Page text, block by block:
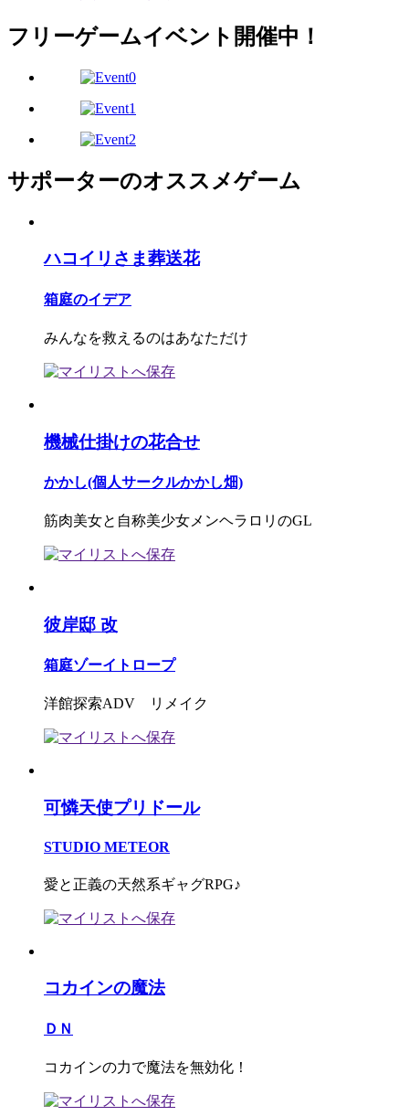
フリーゲームイベント開催中！
サポーターのオススメゲーム
ハコイリさま葬送花
箱庭のイデア
みんなを救えるのはあなただけ
機械仕掛けの花合せ
かかし(個人サークルかかし畑)
筋肉美女と自称美少女メンヘラロリのGL
彼岸邸 改
箱庭ゾーイトロープ
洋館探索ADV リメイク
可憐天使プリドール
STUDIO METEOR
愛と正義の天然系ギャグRPG♪
コカインの魔法
ＤＮ
コカインの力で魔法を無効化！